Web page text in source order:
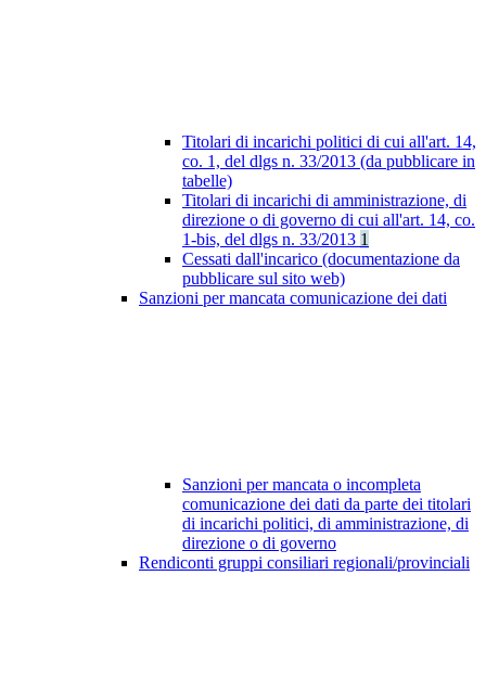
Titolari di incarichi politici di cui all'art. 14,
co. 1, del dlgs n. 33/2013 (da pubblicare in
tabelle)
Titolari di incarichi di amministrazione, di
direzione o di governo di cui all'art. 14, co.
1-bis, del dlgs n. 33/2013 1
Cessati dall'incarico (documentazione da
pubblicare sul sito web)
Sanzioni per mancata comunicazione dei dati
Sanzioni per mancata o incompleta
comunicazione dei dati da parte dei titolari
di incarichi politici, di amministrazione, di
direzione o di governo
Rendiconti gruppi consiliari regionali/provinciali